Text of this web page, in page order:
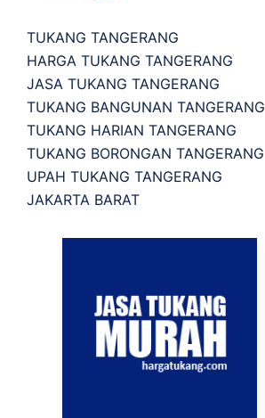
TUKANG TANGERANG
HARGA TUKANG TANGERANG
JASA TUKANG TANGERANG
TUKANG BANGUNAN TANGERANG
TUKANG HARIAN TANGERANG
TUKANG BORONGAN TANGERANG
UPAH TUKANG TANGERANG
JAKARTA BARAT